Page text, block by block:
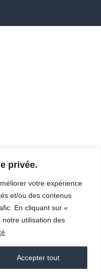
privée.
votre expérience
et/ou des contenus
En cliquant sur «
utilisation des
Accepter tout